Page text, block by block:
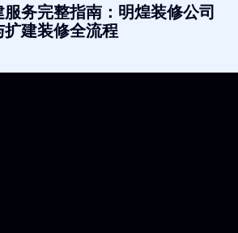
务完整指南：明煌装修公司
建装修全流程